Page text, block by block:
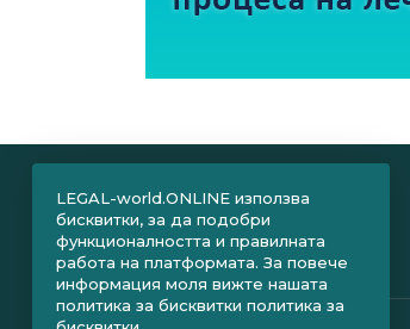
LEGAL-world.ONLINE използва
бисквитки, за да подобри
функционалността и правилната
работа на платформата. За повече
информация моля вижте нашата
политика за бисквитки политика за